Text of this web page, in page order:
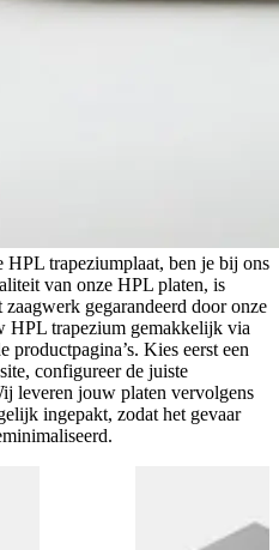
HPL trapeziumplaat, ben je bij ons
van onze HPL platen, is
gegarandeerd door onze
HPL trapezium gemakkelijk via
Kies eerst een
configureer de juiste
leveren jouw platen vervolgens
ingepakt, zodat het gevaar